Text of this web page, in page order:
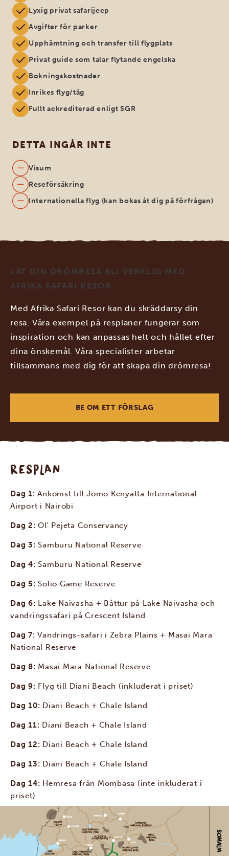
Lyxig privat safarijeep
Avgifter för parker
Upphämtning och transfer till flygplats
Privat guide som talar flytande engelska
Bokningskostnader
Inrikes flyg/tåg
Fullt ackrediterad enligt SGR
DETTA INGÅR INTE
Visum
Reseförsäkring
Internationella flyg (kan bokas åt dig på förfrågan)
LÅT DIN DRÖMRESA BLI VERKLIG MED
AFRIKA SAFARI RESOR
Med Afrika Safari Resor kan du skräddarsy din
resa. Våra exempel på resplaner fungerar som
inspiration och kan anpassas helt och hållet efter
dina önskemål. Våra specialister arbetar
tillsammans med dig för att skapa din drömresa!
BE OM ETT FÖRSLAG
RESPLAN
Dag 1:Ankomst till Jomo Kenyatta International
Airport i Nairobi
Dag 2:Ol' Pejeta Conservancy
Dag 3: Samburu National Reserve
Dag 4: Samburu National Reserve
Dag 5: Solio Game Reserve
Dag 6: Lake Naivasha + Båttur på Lake Naivasha och
vandringssafari på Crescent Island
Dag 7:Vandrings-safari i Zebra Plains + Masai Mara
National Reserve
Dag 8: Masai Mara National Reserve
Dag 9: Flyg till Diani Beach (inkluderat i priset)
Dag 10: Diani Beach + Chale Island
Dag 11: Diani Beach + Chale Island
Dag 12: Diani Beach + Chale Island
Dag 13: Diani Beach + Chale Island
Dag 14: Hemresa från Mombasa (inte inkluderat i
priset)